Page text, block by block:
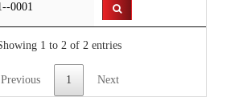
0001
1 to 2 of 2 entries
Previous 1 Next